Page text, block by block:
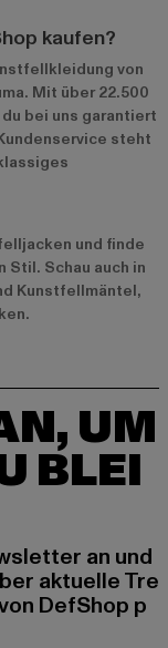
kaufen?
von
. Mit über 22.500
bei uns garantiert
steht
und finde
Schau auch in
Kunstfellmäntel,
UM
BLEI
an und
aktuelle Tre
DefShop p